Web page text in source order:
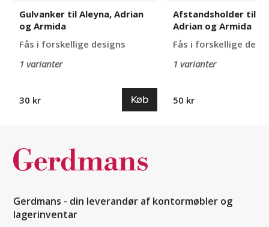
Gulvanker til Aleyna, Adrian
og Armida
Fås i forskellige designs
1 varianter
30 kr Køb
Afstandsholder til
Adrian og Armida
Fås i forskellige
1 varianter
50 kr
Gerdmans - din leverandør af kontormøbler og
lagerinventar